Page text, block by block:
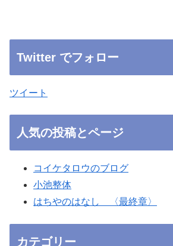
Twitter でフォロー
ツイート
人気の投稿とページ
コイケタロウのブログ
小池整体
はちやのはなし 〈最終章〉
カテゴリー